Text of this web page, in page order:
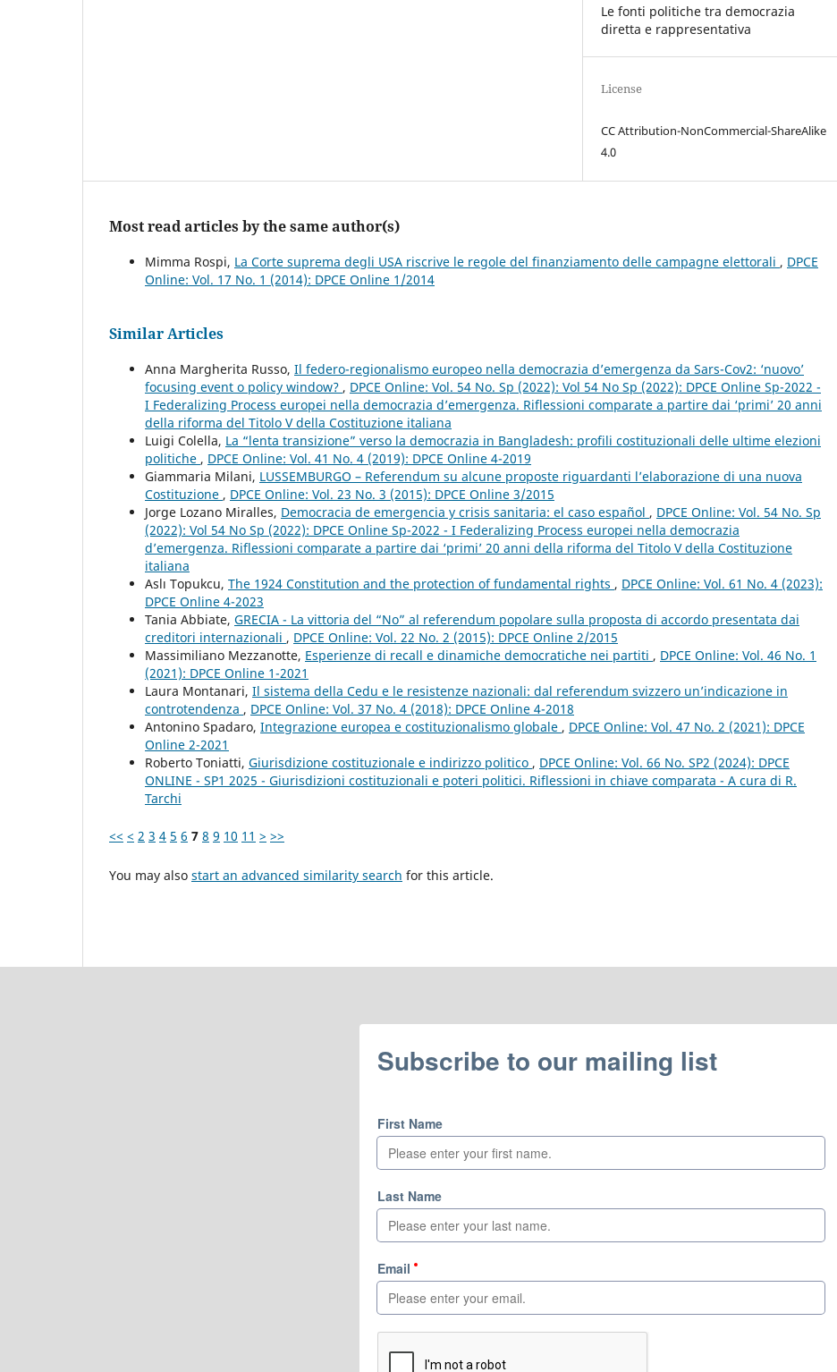
Le fonti politiche tra democrazia
diretta e rappresentativa
License
CC Attribution-NonCommercial-ShareAlike
4.0
Most read articles by the same author(s)
Mimma Rospi, La Corte suprema degli USA riscrive le regole del finanziamento delle campagne elettorali , DPCE
Online: Vol. 17 No. 1 (2014): DPCE Online 1/2014
Similar Articles
Anna Margherita Russo, Il federo-regionalismo europeo nella democrazia d’emergenza da Sars-Cov2: ‘nuovo’
focusing event o policy window? , DPCE Online: Vol. 54 No. Sp (2022): Vol 54 No Sp (2022): DPCE Online Sp-2022 -
I Federalizing Process europei nella democrazia d’emergenza. Riflessioni comparate a partire dai ‘primi’ 20 anni
della riforma del Titolo V della Costituzione italiana
Luigi Colella, La “lenta transizione” verso la democrazia in Bangladesh: profili costituzionali delle ultime elezioni
politiche , DPCE Online: Vol. 41 No. 4 (2019): DPCE Online 4-2019
Giammaria Milani, LUSSEMBURGO – Referendum su alcune proposte riguardanti l’elaborazione di una nuova
Costituzione , DPCE Online: Vol. 23 No. 3 (2015): DPCE Online 3/2015
Jorge Lozano Miralles, Democracia de emergencia y crisis sanitaria: el caso español , DPCE Online: Vol. 54 No. Sp
(2022): Vol 54 No Sp (2022): DPCE Online Sp-2022 - I Federalizing Process europei nella democrazia
d’emergenza. Riflessioni comparate a partire dai ‘primi’ 20 anni della riforma del Titolo V della Costituzione
italiana
Aslı Topukcu, The 1924 Constitution and the protection of fundamental rights , DPCE Online: Vol. 61 No. 4 (2023):
DPCE Online 4-2023
Tania Abbiate, GRECIA - La vittoria del “No” al referendum popolare sulla proposta di accordo presentata dai
creditori internazionali , DPCE Online: Vol. 22 No. 2 (2015): DPCE Online 2/2015
Massimiliano Mezzanotte, Esperienze di recall e dinamiche democratiche nei partiti , DPCE Online: Vol. 46 No. 1
(2021): DPCE Online 1-2021
Laura Montanari, Il sistema della Cedu e le resistenze nazionali: dal referendum svizzero un’indicazione in
controtendenza , DPCE Online: Vol. 37 No. 4 (2018): DPCE Online 4-2018
Antonino Spadaro, Integrazione europea e costituzionalismo globale , DPCE Online: Vol. 47 No. 2 (2021): DPCE
Online 2-2021
Roberto Toniatti, Giurisdizione costituzionale e indirizzo politico , DPCE Online: Vol. 66 No. SP2 (2024): DPCE
ONLINE - SP1 2025 - Giurisdizioni costituzionali e poteri politici. Riflessioni in chiave comparata - A cura di R.
Tarchi
<< < 2 3 4 5 6 7 8 9 10 11 > >>
You may also start an advanced similarity search for this article.